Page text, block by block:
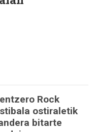
Rock
ostiraletik
bitarte